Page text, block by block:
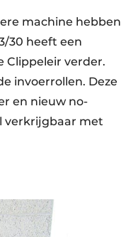
machine hebben
30 heeft een
Clippeleir verder.
invoerrollen. Deze
en nieuw no-
verkrijgbaar met